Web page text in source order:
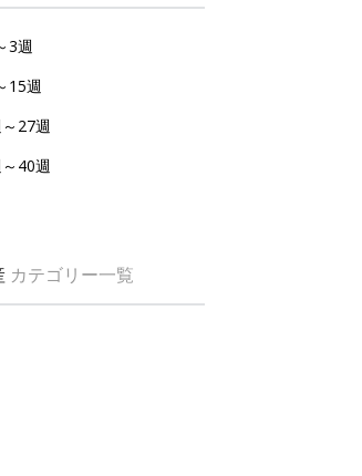
3週
15週
27週
40週
カテゴリー一覧